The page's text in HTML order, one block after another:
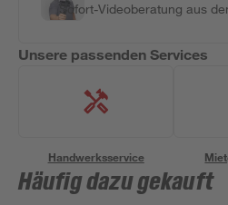
Sofort-Videoberatung aus
Unsere passenden Services
Handwerksservice
Häufig dazu gekauft